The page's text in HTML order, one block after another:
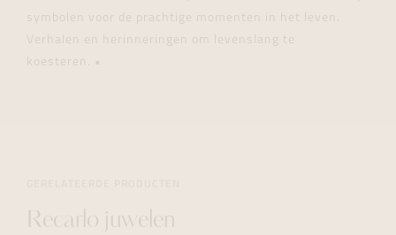
symbolen voor de prachtige momenten in het leven.
Verhalen en herinneringen om levenslang te
koesteren. •
Recarlo juwelen